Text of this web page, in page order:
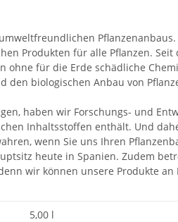
Produkten für alle Pflanzen. Seit
ohne für die Erde schädliche
den biologischen Anbau von
haben wir Forschungs- und
Inhaltsstoffen enthält. Und
wenn Sie uns Ihren
heute in Spanien. Zudem
wir können unsere Produkte
5,00 l